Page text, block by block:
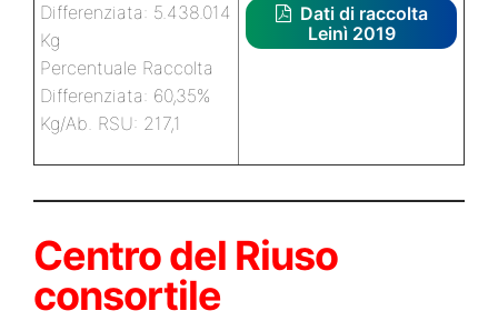
Differenziata: 5.438.014
Kg
Percentuale Raccolta
Differenziata: 60,35%
Kg/Ab. RSU: 217,1
Dati di raccolta
Leinì 2019
Centro del Riuso
consortile